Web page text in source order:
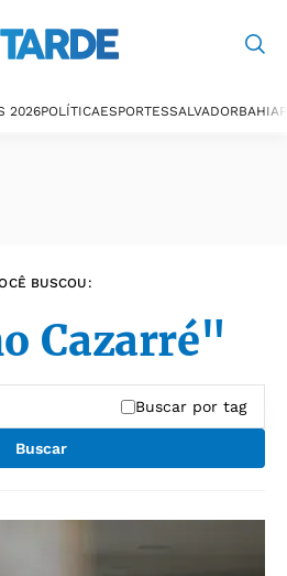
2026POLÍTICAESPORTESSALVADORBAHIA
BUSCOU:
Cazarré"
Buscar por tag
Buscar